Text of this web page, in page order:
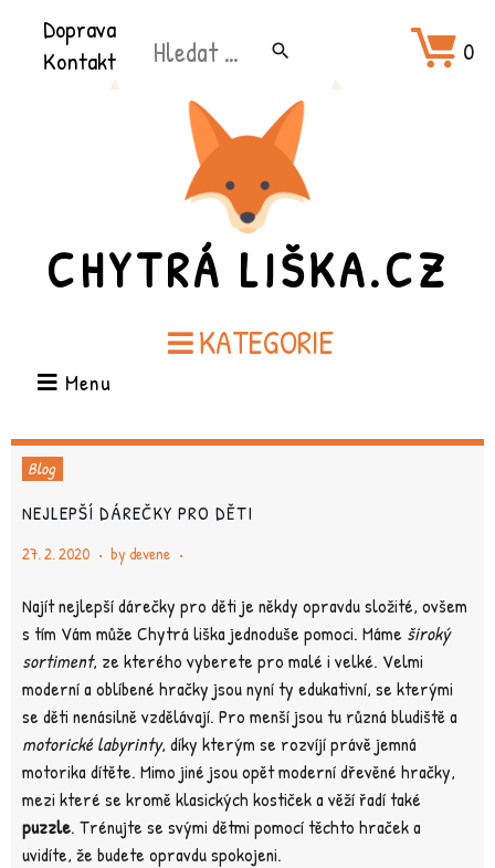
Doprava
Kontakt
0
Hledat: search
CHYTRÁ LIŠKA.CZ
KATEGORIE
Menu
Blog
NEJLEPŠÍ DÁREČKY PRO DĚTI
27. 2. 2020 by devene
Najít nejlepší dárečky pro děti je někdy opravdu složité, ovšem
s tím Vám může Chytrá liška jednoduše pomoci. Máme široký
sortiment, ze kterého vyberete pro malé i velké. Velmi
moderní a oblíbené hračky jsou nyní ty edukativní, se kterými
se děti nenásilně vzdělávají. Pro menší jsou tu různá bludiště a
motorické labyrinty, díky kterým se rozvíjí právě jemná
motorika dítěte. Mimo jiné jsou opět moderní dřevěné hračky,
mezi které se kromě klasických kostiček a věží řadí také
puzzle. Trénujte se svými dětmi pomocí těchto hraček a
uvidíte, že budete opravdu spokojeni.